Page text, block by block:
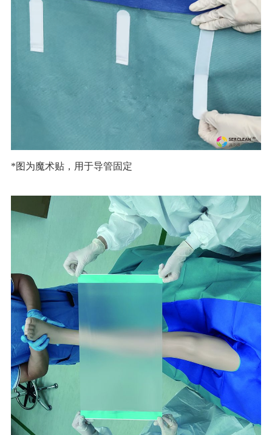
*图为魔术贴，用于导管固定